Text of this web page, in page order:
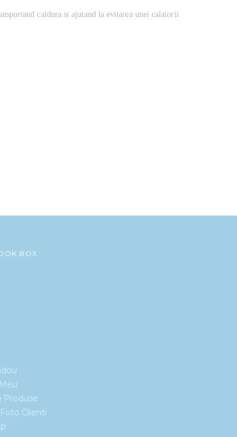
caldura si ajutand la evitarea unei calatorii
BOX
Produse
Clienti